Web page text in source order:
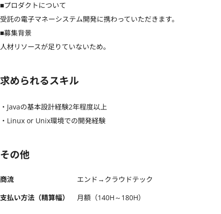
■プロダクトについて
受託の電子マネーシステム開発に携わっていただきます。
■募集背景
人材リソースが足りていないため。
求められるスキル
・Javaの基本設計経験2年程度以上
・Linux or Unix環境での開発経験
その他
商流
エンド→クラウドテック
支払い方法（精算幅）
月額（140H～180H）